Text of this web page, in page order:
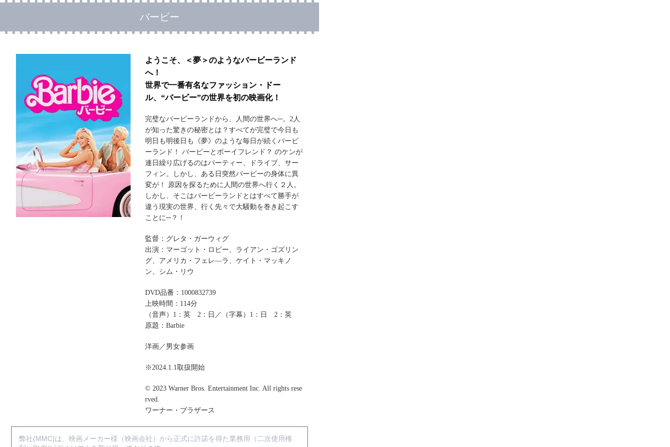
バービー
ようこそ、＜夢＞のようなバービーランド
へ！
世界で一番有名なファッション・ドー
ル、“バービー”の世界を初の映画化！
完璧なバービーランドから、人間の世界へ─。2人
が知った驚きの秘密とは？すべてが完璧で今日も
明日も明後日も《夢》のような毎日が続くバービ
ーランド！ バービーとボーイフレンド？ のケンが
連日繰り広げるのはパーティー、ドライブ、サー
フィン。しかし、ある日突然バービーの身体に異
変が！ 原因を探るために人間の世界へ行く２人。
しかし、そこはバービーランドとはすべて勝手が
違う現実の世界、行く先々で大騒動を巻き起こす
ことに─？！
監督：グレタ・ガーウィグ
出演：マーゴット・ロビー、ライアン・ゴズリン
グ、アメリカ・フェレ―ラ、ケイト・マッキノ
ン、シム・リウ
DVD品番：1000832739
上映時間：114分
（音声）1：英 2：日／（字幕）1：日 2：英
原題：Barbie
洋画／男女参画
※2024.1.1取扱開始
© 2023 Warner Bros. Entertainment Inc. All rights rese
rved.
ワーナー・ブラザース
弊社(MMC)は、映画メーカー様（映画会社）から正式に許諾を得た業務用（二次使用権